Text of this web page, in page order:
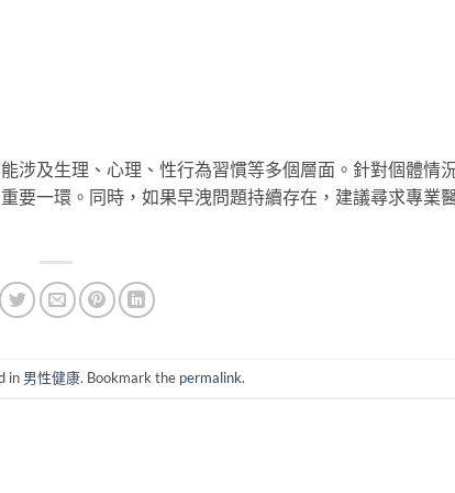
涉及生理、心理、性行為習慣等多個層面。針對個體情
要一環。同時，如果早洩問題持續存在，建議尋求專業
in 男性健康. Bookmark the permalink.